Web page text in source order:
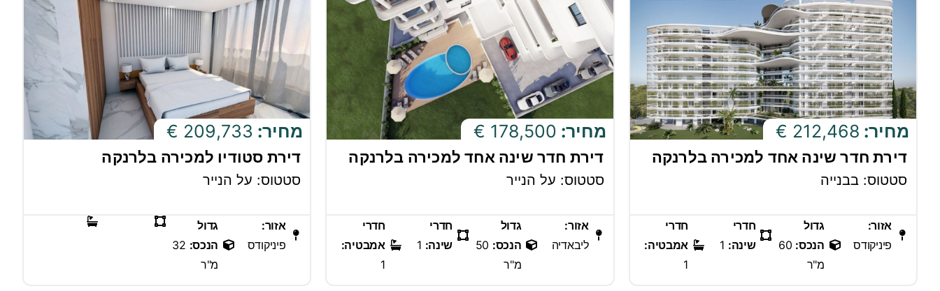
מחיר: 212,468 €
דירת חדר שינה אחד למכירה בלרנקה
סטטוס: בבנייה
אזור:
פיניקודס
גדול
הנכס: 60
מ"ר
חדרי
שינה:
חדרי
אמבטיה:
1
מחיר: 178,500 €
דירת חדר שינה אחד למכירה בלרנקה
סטטוס: על הנייר
אזור:
ליבאדיה
גדול
הנכס: 50
מ"ר
חדרי
שינה:
חדרי
אמבטיה:
1
מחיר: 209,733 €
דירת סטודיו למכירה בלרנקה
סטטוס: על הנייר
אזור:
פיניקודס
גדול
הנכס: 32
מ"ר